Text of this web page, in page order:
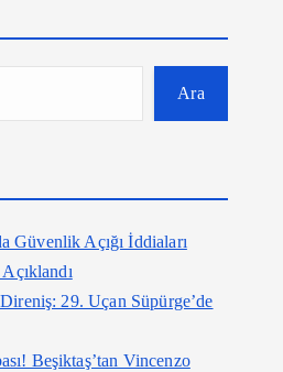
Ara
Güvenlik Açığı İddiaları
29. Uçan Süpürge’de
Beşiktaş’tan Vincenzo